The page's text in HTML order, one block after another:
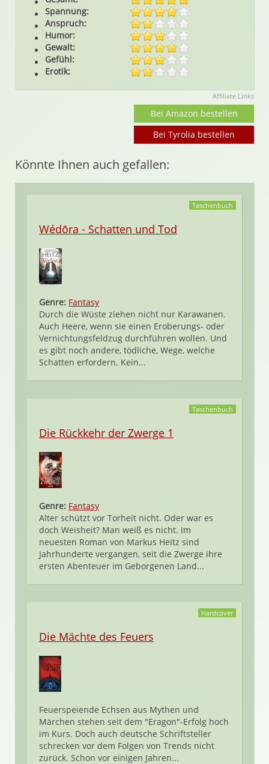
Spannung:
Anspruch:
Humor:
Gewalt:
Gefühl:
Erotik:
Affiliate Links
Bei Amazon bestellen
Bei Tyrolia bestellen
Könnte Ihnen auch gefallen:
Taschenbuch
Wédōra - Schatten und Tod
Genre: Fantasy
Durch die Wüste ziehen nicht nur Karawanen.
Auch Heere, wenn sie einen Eroberungs- oder
Vernichtungsfeldzug durchführen wollen. Und
es gibt noch andere, tödliche, Wege, welche
Schatten erfordern. Kein...
Taschenbuch
Die Rückkehr der Zwerge 1
Genre: Fantasy
Alter schützt vor Torheit nicht. Oder war es
doch Weisheit? Man weiß es nicht. Im
neuesten Roman von Markus Heitz sind
Jahrhunderte vergangen, seit die Zwerge ihre
ersten Abenteuer im Geborgenen Land...
Hardcover
Die Mächte des Feuers
Feuerspeiende Echsen aus Mythen und
Märchen stehen seit dem "Eragon"-Erfolg hoch
im Kurs. Doch auch deutsche Schriftsteller
schrecken vor dem Folgen von Trends nicht
zurück. Schon vor einigen Jahren...